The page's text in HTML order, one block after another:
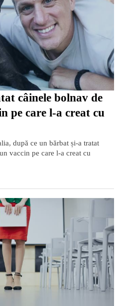
câinele bolnav de
pe care l-a creat cu
după ce un bărbat și-a tratat
vaccin pe care l-a creat cu